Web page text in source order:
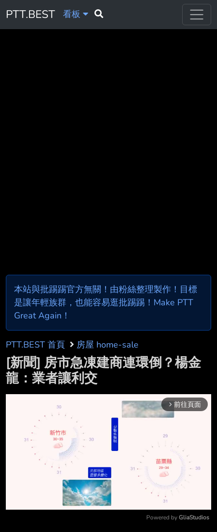
PTT.BEST 看板
本站與批踢踢官方無關！由粉絲整理製作！目標
是讓年輕族群，也能容易逛批踢踢！Make PTT
Great Again！
PTT.BEST 首頁 房屋 home-sale
[新聞] 房市急凍建商連環倒？楊金
龍：業者讓利交
arrow_forward_ios 前往頁面
Powered by GliaStudios